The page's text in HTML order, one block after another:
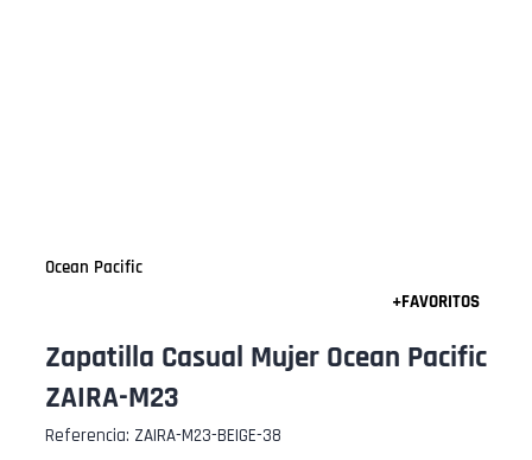
Ocean Pacific
Zapatilla Casual Mujer Ocean Pacific
ZAIRA-M23
Referencia: ZAIRA-M23-BEIGE-38